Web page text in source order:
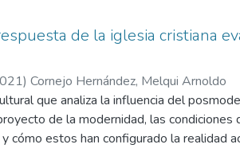
ámbitos: eclesiales, instituciones
texto de 1a Timoteo 2:9-12 que tome
términos alusivos al silencio de
particulares detrás de 1a y 2a de
como normativo para mujeres de todas
a la ordenación de mujeres al
la iglesia salvadoreña.
de la iglesia cristiana
) Cornejo Hernández, Melqui Arnoldo
que analiza la influencia del
de la modernidad, las
estos han configurado la realidad
social, elementos que tienen